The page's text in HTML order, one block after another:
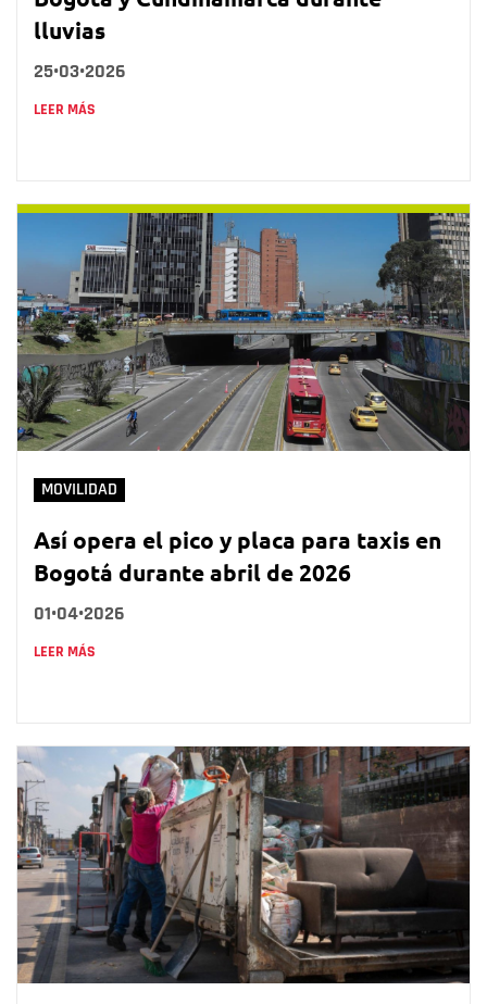
lluvias
25•03•2026
LEER MÁS
MOVILIDAD
Así opera el pico y placa para taxis en
Bogotá durante abril de 2026
01•04•2026
LEER MÁS